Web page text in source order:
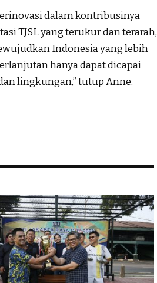
dalam kontribusinya
TJSL yang terukur dan terarah,
Indonesia yang lebih
hanya dapat dicapai
lingkungan,” tutup Anne.